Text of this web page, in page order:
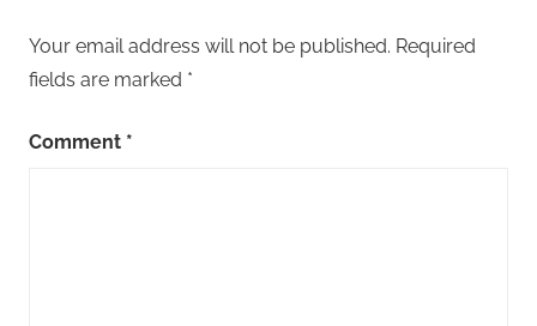
Your email address will not be published. Required
fields are marked *
Comment *